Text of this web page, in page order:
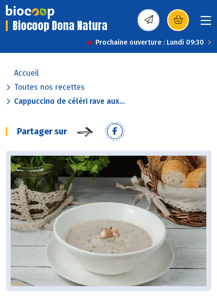
Biocoop Dona Natura (s’ouvre dans une
Prochaine ouverture : Lundi 09:30
Accueil
Toutes nos recettes
Cappuccino de céléri rave aux...
Partager sur